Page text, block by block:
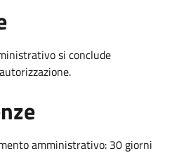
si conclude
amministrativo: 30 giorni